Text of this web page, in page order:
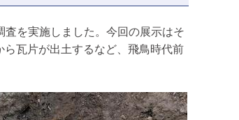
を実施しました。今回の展示はそ
瓦片が出土するなど、飛鳥時代前